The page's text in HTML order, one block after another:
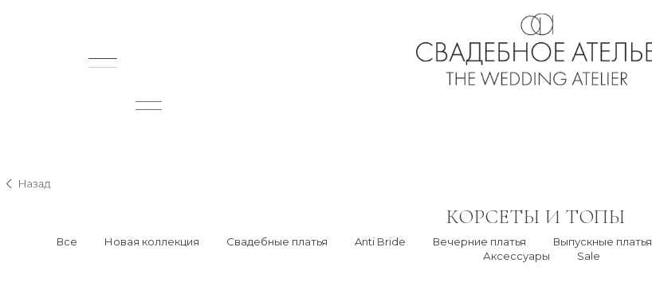
КОРСЕТЫ И ТОПЫ
Все Новая коллекция Свадебные платья Anti Bride Вечерние платья Выпускные платья
Аксессуары
Sale